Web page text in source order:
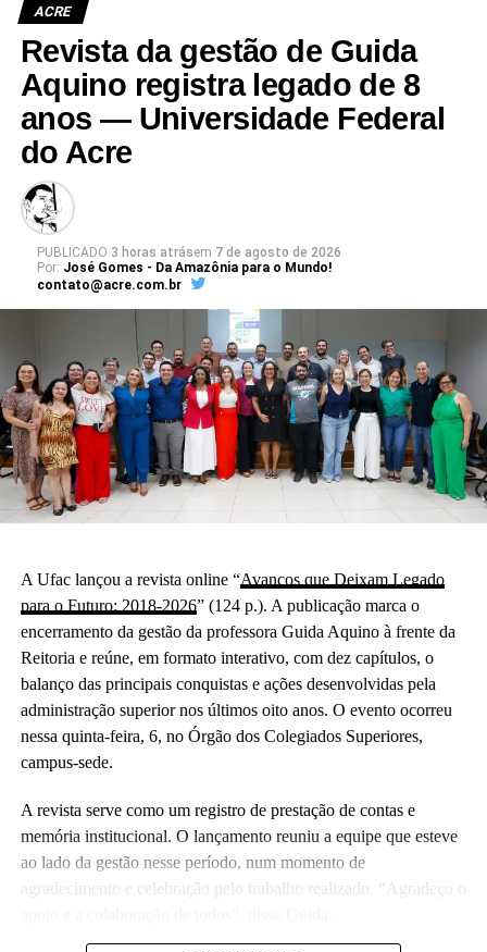
ACRE
Revista da gestão de Guida
Aquino registra legado de 8
anos — Universidade Federal
do Acre
PUBLICADO 3 horas atrásem 7 de agosto de 2026
Por: José Gomes - Da Amazônia para o Mundo!
contato@acre.com.br
A Ufac lançou a revista online “Avanços que Deixam Legado
para o Futuro: 2018-2026” (124 p.). A publicação marca o
encerramento da gestão da professora Guida Aquino à frente da
Reitoria e reúne, em formato interativo, com dez capítulos, o
balanço das principais conquistas e ações desenvolvidas pela
administração superior nos últimos oito anos. O evento ocorreu
nessa quinta-feira, 6, no Órgão dos Colegiados Superiores,
campus-sede.
A revista serve como um registro de prestação de contas e
memória institucional. O lançamento reuniu a equipe que esteve
ao lado da gestão nesse período, num momento de
agradecimento e celebração pelo trabalho realizado. “Agradeço o